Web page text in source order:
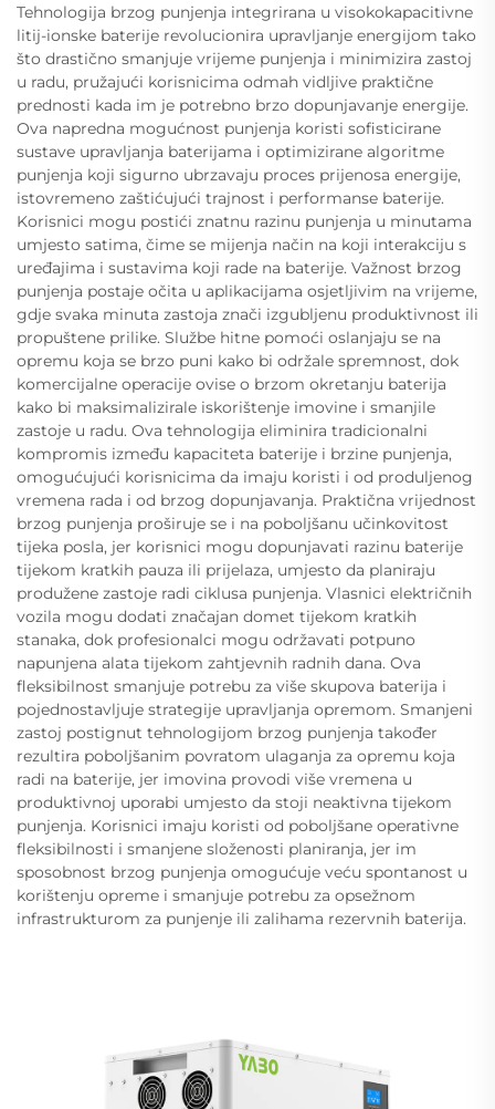
Tehnologija brzog punjenja integrirana u visokokapacitivne
litij-ionske baterije revolucionira upravljanje energijom tako
što drastično smanjuje vrijeme punjenja i minimizira zastoj
u radu, pružajući korisnicima odmah vidljive praktične
prednosti kada im je potrebno brzo dopunjavanje energije.
Ova napredna mogućnost punjenja koristi sofisticirane
sustave upravljanja baterijama i optimizirane algoritme
punjenja koji sigurno ubrzavaju proces prijenosa energije,
istovremeno zaštićujući trajnost i performanse baterije.
Korisnici mogu postići znatnu razinu punjenja u minutama
umjesto satima, čime se mijenja način na koji interakciju s
uređajima i sustavima koji rade na baterije. Važnost brzog
punjenja postaje očita u aplikacijama osjetljivim na vrijeme,
gdje svaka minuta zastoja znači izgubljenu produktivnost ili
propuštene prilike. Službe hitne pomoći oslanjaju se na
opremu koja se brzo puni kako bi održale spremnost, dok
komercijalne operacije ovise o brzom okretanju baterija
kako bi maksimalizirale iskorištenje imovine i smanjile
zastoje u radu. Ova tehnologija eliminira tradicionalni
kompromis između kapaciteta baterije i brzine punjenja,
omogućujući korisnicima da imaju koristi i od produljenog
vremena rada i od brzog dopunjavanja. Praktična vrijednost
brzog punjenja proširuje se i na poboljšanu učinkovitost
tijeka posla, jer korisnici mogu dopunjavati razinu baterije
tijekom kratkih pauza ili prijelaza, umjesto da planiraju
produžene zastoje radi ciklusa punjenja. Vlasnici električnih
vozila mogu dodati značajan domet tijekom kratkih
stanaka, dok profesionalci mogu održavati potpuno
napunjena alata tijekom zahtjevnih radnih dana. Ova
fleksibilnost smanjuje potrebu za više skupova baterija i
pojednostavljuje strategije upravljanja opremom. Smanjeni
zastoj postignut tehnologijom brzog punjenja također
rezultira poboljšanim povratom ulaganja za opremu koja
radi na baterije, jer imovina provodi više vremena u
produktivnoj uporabi umjesto da stoji neaktivna tijekom
punjenja. Korisnici imaju koristi od poboljšane operativne
fleksibilnosti i smanjene složenosti planiranja, jer im
sposobnost brzog punjenja omogućuje veću spontanost u
korištenju opreme i smanjuje potrebu za opsežnom
infrastrukturom za punjenje ili zalihama rezervnih baterija.